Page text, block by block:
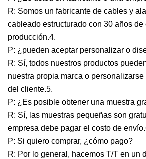
R: Somos un fabricante de cables y
cableado estructurado con 30 años
producción.4.
P: ¿pueden aceptar personalizar o
R: Sí, todos nuestros productos
nuestra propia marca o
del cliente.5.
P: ¿Es posible obtener una muestra
R: Sí, las muestras pequeñas son
empresa debe pagar el costo de
P: Si quiero comprar, ¿cómo pago?
R: Por lo general, hacemos T/T en un